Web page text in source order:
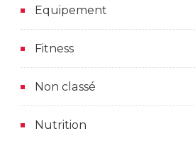
Equipement
Fitness
Non classé
Nutrition